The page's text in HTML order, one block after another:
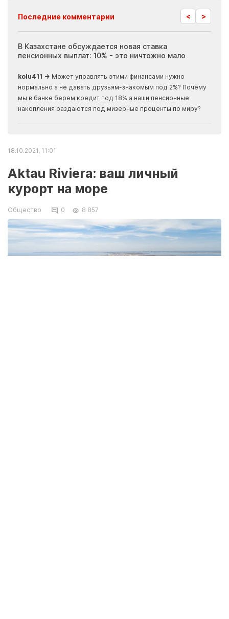
Последние комментарии < >
В Казахстане обсуждается новая ставка
пенсионных выплат: 10% - это ничтожно мало
kolu411 → Может управлять этими финансами нужно
нормально а не давать друзьям-знакомым под 2%? Почему
мы в банке берем кредит под 18% а наши пенсионные
накопления раздаются под мизерные проценты по миру?
18.10.2021, 11:01
Aktau Riviera: ваш личный
курорт на море
Общество 0 8 857